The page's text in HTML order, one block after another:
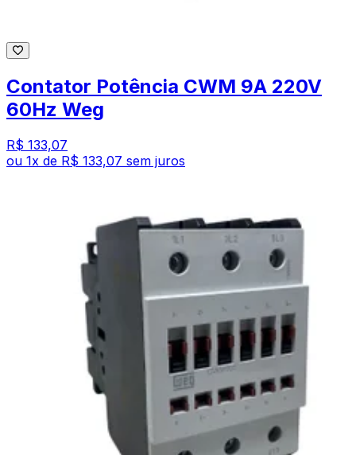
Contator Potência CWM 9A 220V
60Hz Weg
R$ 133,07
ou 1x de R$ 133,07 sem juros